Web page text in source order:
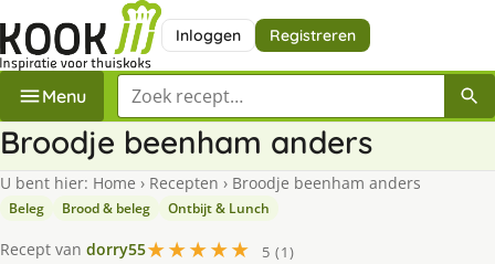
Inloggen Registreren
Menu Zoek een recept
Broodje beenham anders
U bent hier: Home › Recepten › Broodje beenham anders
Beleg Brood & beleg Ontbijt & Lunch
Recept van dorry55★★★★★
5 (1)